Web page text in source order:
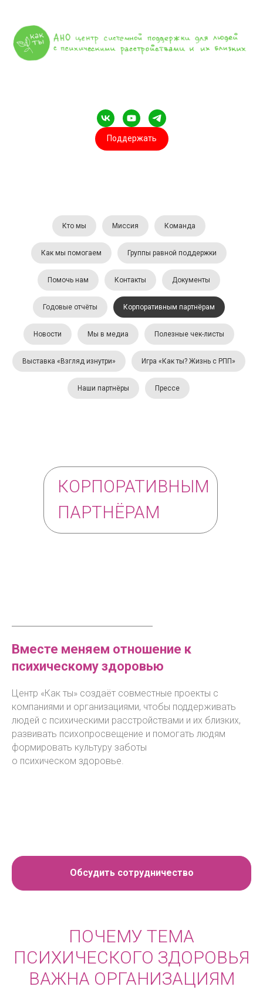
Поддержать
Кто мы Миссия Команда
Как мы помогаем Группы равной поддержки
Помочь нам Контакты Документы
Годовые отчёты Корпоративным партнёрам
Новости Мы в медиа Полезные чек-листы
Выставка «Взгляд изнутри» Игра «Как ты? Жизнь с РПП»
Наши партнёры Прессе
КОРПОРАТИВНЫМ
ПАРТНЁРАМ
Вместе меняем отношение к
психическому здоровью
Центр «Как ты» создаёт совместные проекты с
компаниями и организациями, чтобы поддерживать
людей с психическими расстройствами и их близких,
развивать психопросвещение и помогать людям
формировать культуру заботы
о психическом здоровье.
Обсудить сотрудничество
ПОЧЕМУ ТЕМА
ПСИХИЧЕСКОГО ЗДОРОВЬЯ
ВАЖНА ОРГАНИЗАЦИЯМ